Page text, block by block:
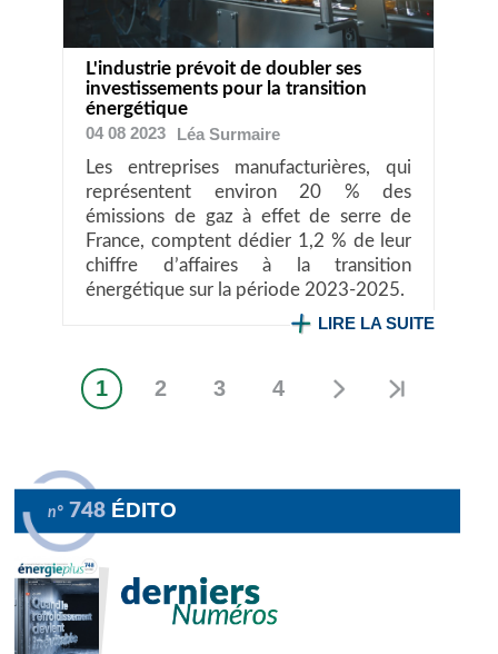
L'industrie prévoit de doubler ses
investissements pour la transition
énergétique
04 08 2023
LéaSurmaire
Les entreprises manufacturières, qui
représentent environ 20 % des
émissions de gaz à effet de serre de
France, comptent dédier 1,2 % de leur
chiffre d’affaires à la transition
énergétique sur la période 2023-2025.
LIRE LA SUITE
PaginationPage
1 Page
2 Page
3 Page
4
n° 748 ÉDITO